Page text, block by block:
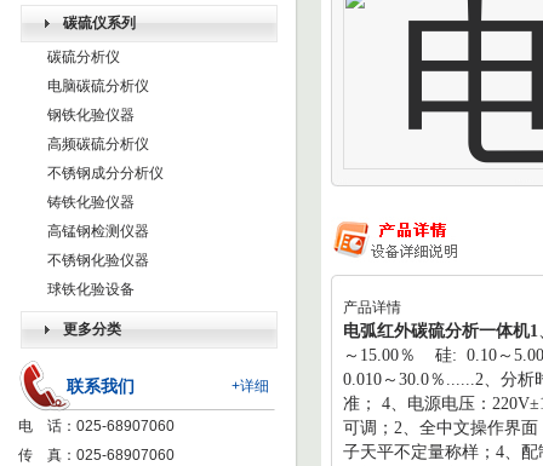
碳硫仪系列
碳硫分析仪
电脑碳硫分析仪
钢铁化验仪器
高频碳硫分析仪
不锈钢成分分析仪
铸铁化验仪器
高锰钢检测仪器
不锈钢化验仪器
球铁化验设备
更多分类
+详细
联系我们
电 话：025-68907060
传 真：025-68907060
产品详情
电弧红外碳硫分析一体机1
～ 15.00％ 硅: 0.10～ 5.00
0.010～ 30.0％ ......2、分析
准； 4、电源电压： 220V±
可调； 2、全中文操作界
子天平不定量称样； 4、配